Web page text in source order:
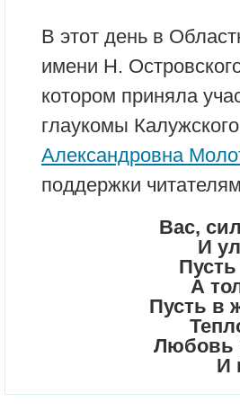
В этот день в
имени Н.
котором приняла
глаукомы
Александровна
поддержки
Вас,
И
А
Пусть в
Любовь
И